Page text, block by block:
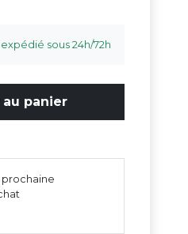
sous 24h/72h
panier
prochaine